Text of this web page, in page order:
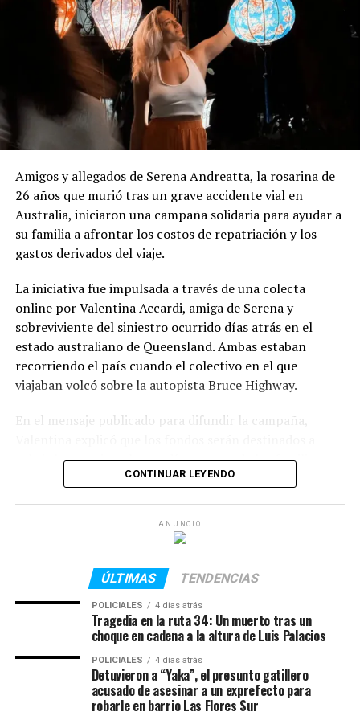
acreditación de nómina de beneficiarios y controles
edilicios periódicos.
En términos presupuestarios, la inversión municipal
exclusiva para compra de alimentos había aumentado
un82% entre 2024 y 2025 , mientras que durante 2026
el municipio incrementó un 30% adicionallas
transferencias monetarias para absorber el impacto del
aumento en los precios de los alimentos.
malezas y monte natural. Por su parte, el felino que
desencadenó el incidente logró huir del lugar apenas se
iniciaron las primeras llamas, perdiéndose en la
espesura sin que pudiera registrarse su paradero actual.
Amigos y allegados de Serena Andreatta, la rosarina de
26 años que murió tras un grave accidente vial en
Australia, iniciaron una campaña solidaria para ayudar a
su familia a afrontar los costos de repatriación y los
gastos derivados del viaje.
La iniciativa fue impulsada a través de una colecta
online por Valentina Accardi, amiga de Serena y
sobreviviente del siniestro ocurrido días atrás en el
estado australiano de Queensland. Ambas estaban
recorriendo el país cuando el colectivo en el que
viajaban volcó sobre la autopista Bruce Highway.
En el mensaje publicado para difundir la campaña,
cubrir los pasajes y la estadía urgente de los familiares
en Australia, además de los elevados costos funerarios y
colaboración para conseguir alojamiento en Townsville
para los familiares de Serena mientras permanezcan en
el país oceánico realizando las gestiones
correspondientes.
El accidente ocurrió el jueves pasado por la noche,
cuando un micro turístico que trasladaba a más de 30
pasajeros chocó contra otro vehículo y terminó
CONTINUAR LEYENDO
ANUNCIO
ÚLTIMAS TENDENCIAS
POLICIALES 4 días atrás
Tragedia en la ruta 34: Un muerto tras un
choque en cadena a la altura de Luis Palacios
POLICIALES 4 días atrás
Detuvieron a “Yaka”, el presunto gatillero
acusado de asesinar a un exprefecto para
robarle en barrio Las Flores Sur